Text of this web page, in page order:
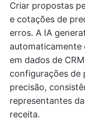
Criar propostas
e cotações de
erros. A IA
automaticamente
em dados de
configurações de
precisão,
representantes
receita.